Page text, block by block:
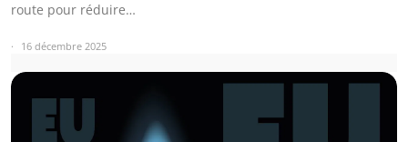
route pour réduire…
16 décembre 2025